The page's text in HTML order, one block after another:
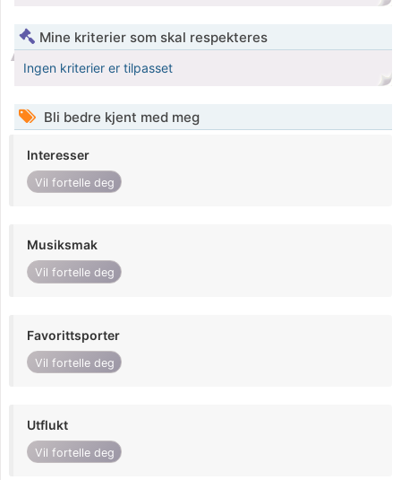
Mine kriterier som skal respekteres
Ingen kriterier er tilpasset
Bli bedre kjent med meg
Interesser
Vil fortelle deg
Musiksmak
Vil fortelle deg
Favorittsporter
Vil fortelle deg
Utflukt
Vil fortelle deg